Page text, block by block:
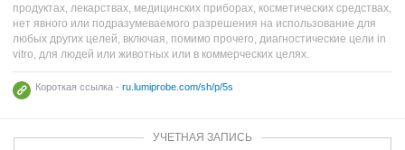
продуктах, лекарствах, медицинских приборах, косметических средствах,
нет явного или подразумеваемого разрешения на использование для
любых других целей, включая, помимо прочего, диагностические цели in
vitro, для людей или животных или в коммерческих целях.
Короткая ссылка - ru.lumiprobe.com/sh/p/5s
УЧЕТНАЯ ЗАПИСЬ